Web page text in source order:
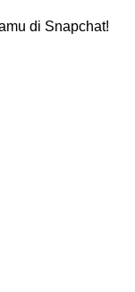
di Snapchat!